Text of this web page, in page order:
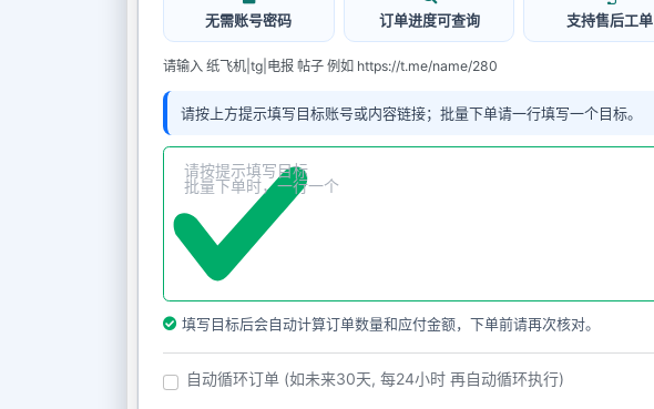
无需账号密码 订单进度可查询 支持售后工单
请输入 纸飞机|tg|电报 帖子 例如 https://t.me/name/280
请按上方提示填写目标账号或内容链接；批量下单请一行填写一个目标。
填写目标后会自动计算订单数量和应付金额，下单前请再次核对。
自动循环订单 (如未来30天, 每24小时 再自动循环执行)